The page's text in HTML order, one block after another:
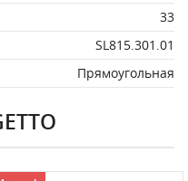
33
SL815.301.01
Прямоугольная